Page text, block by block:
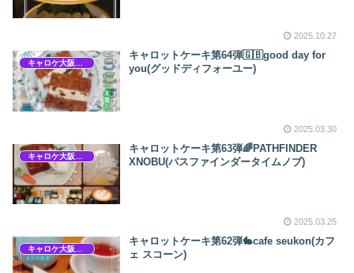
2025.10.27
キャロットケーキ第64弾🇬🇧good day for
you(グッドディフォーユー)
2025.03.30
キャロットケーキ第63弾🌈PATHFINDER
XNOBU(パスファインダータイムノブ)
2025.03.25
キャロケ大阪梅田
キャロットケーキ第62弾🐇cafe seukon(カフ
ェ スコーン)